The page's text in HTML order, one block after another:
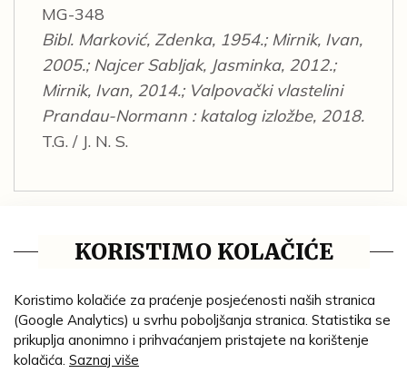
MG-348
Bibl. Marković, Zdenka, 1954.; Mirnik, Ivan,
2005.; Najcer Sabljak, Jasminka, 2012.;
Mirnik, Ivan, 2014.; Valpovački vlastelini
Prandau-Normann : katalog izložbe, 2018.
T.G. / J. N. S.
AUTOR/STVARATELJ:
GODINA:
1905. g.
MATERIJAL:
KORISTIMO KOLAČIĆE
Koristimo kolačiće za praćenje posjećenosti naših stranica
(Google Analytics) u svrhu poboljšanja stranica. Statistika se
prikuplja anonimno i prihvaćanjem pristajete na korištenje
kolačića. Saznaj više